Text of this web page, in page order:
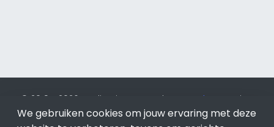
© 2019 - 2026 Realisatie en SEO door SEO-bureau
Lion
Internet. Betaal alleen voor bewezen resultaten?SEO
We gebruiken cookies om jouw ervaring met deze